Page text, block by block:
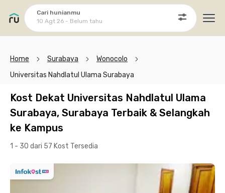
Cari hunianmu
10 Agt 26 - Belum tahu
Home Surabaya
Wonocolo
Universitas Nahdlatul Ulama Surabaya
Kost Dekat Universitas Nahdlatul Ulama
Surabaya, Surabaya Terbaik & Selangkah
ke Kampus
1 - 30 dari 57 Kost Tersedia